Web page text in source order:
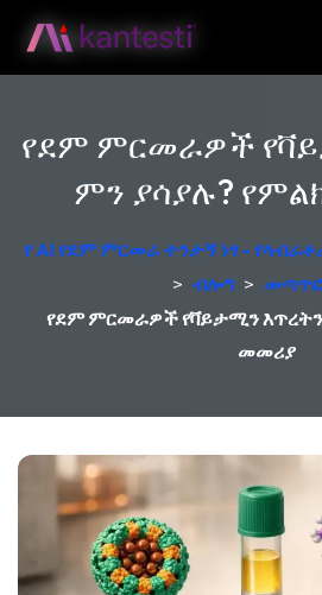
የደም ምርመራዎች
ምን ያሳያሉ?
የ AI የደም ምርመራ ተንታኝ ነፃ -
> ብሎግ >
የደም ምርመራዎች የቫይታሚን
መመሪያ